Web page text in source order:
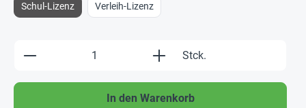
Schul-Lizenz Verleih-Lizenz
Produkt Anzahl: Gib den gewünschten
Stck.
In den Warenkorb